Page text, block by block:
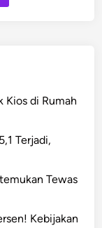
Kios di Rumah
Terjadi,
Tewas
Kebijakan